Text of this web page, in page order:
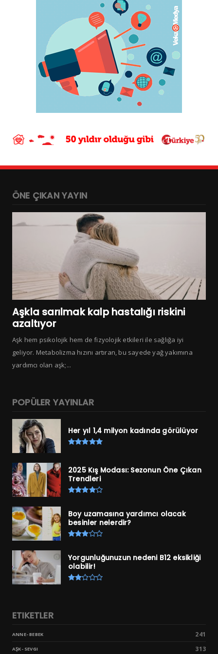
ÖNE ÇIKAN YAYIN
Aşkla sarılmak kalp hastalığı riskini
azaltıyor
Aşk hem psikolojik hem de fizyolojik etkileri ile sağlığa iyi
geliyor. Metabolizma hızını artıran, bu sayede yağ yakımına
yardımcı olan aşk;...
POPÜLER YAYINLAR
Her yıl 1,4 milyon kadında görülüyor
2025 Kış Modası: Sezonun Öne Çıkan
Trendleri
Boy uzamasına yardımcı olacak
besinler nelerdir?
Yorgunluğunuzun nedeni B12 eksikliği
olabilir!
ETIKETLER
ANNE- BEBEK 241
AŞK- SEVGI 313